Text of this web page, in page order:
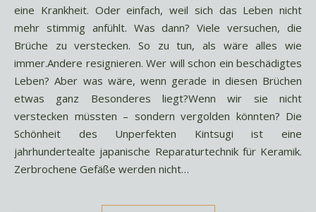
eine Krankheit. Oder einfach, weil sich das Leben nicht
mehr stimmig anfühlt. Was dann? Viele versuchen, die
Brüche zu verstecken. So zu tun, als wäre alles wie
immer.Andere resignieren. Wer will schon ein beschädigtes
Leben? Aber was wäre, wenn gerade in diesen Brüchen
etwas ganz Besonderes liegt?Wenn wir sie nicht
verstecken müssten – sondern vergolden könnten? Die
Schönheit des Unperfekten Kintsugi ist eine
jahrhundertealte japanische Reparaturtechnik für Keramik.
Zerbrochene Gefäße werden nicht…